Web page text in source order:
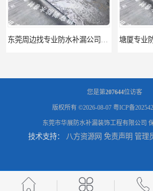
东莞防水补漏,东城防水补漏,东城房屋漏水补漏公司
您是第207644位访客
版权所有 ©2026-08-07 粤ICP备
东莞市华展防水补漏装饰工程有限公司
技术支持： 八方资源网 免责声明 管理